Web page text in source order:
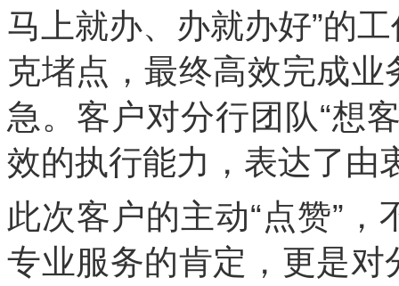
马上就办、办就办好”的
克堵点，最终高效完成
急。客户对分行团队“想
效的执行能力，表达了由
此次客户的主动“点赞”
专业服务的肯定，更是